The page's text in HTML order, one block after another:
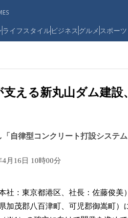
ライフスタイルビジネス グルメ スポーツ
える新丸山ダム建
自律型コンクリート打設システ
4月16日 10時00分
：東京都港区、社長：佐藤俊美
加茂郡八百津町、可児郡御嵩町